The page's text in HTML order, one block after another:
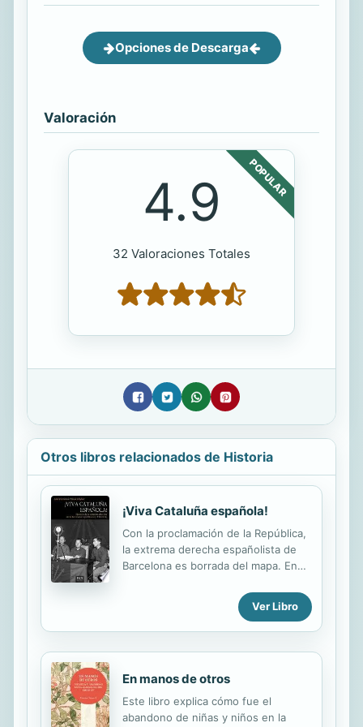
Opciones de Descarga
Valoración
POPULAR
4.9
32 Valoraciones Totales
Otros libros relacionados de Historia
¡Viva Cataluña española!
Con la proclamación de la República,
la extrema derecha españolista de
Barcelona es borrada del mapa. En
pasan de vivir en una Dictadura, a
tener que actuar en una República
que ataca tres de sus pilares: la
la importancia que había tenido como
vehículo de expresión política. Ya no
levantarán cabeza hasta 1939. Esta
Ver Libro
En manos de otros
Este libro explica cómo fue el
abandono de niñas y niños en la